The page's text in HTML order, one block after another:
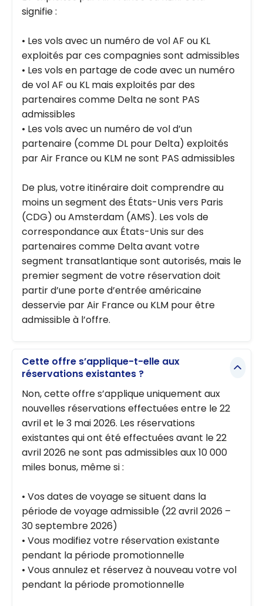
signifie :
• Les vols avec un numéro de vol AF ou KL
exploités par ces compagnies sont admissibles
• Les vols en partage de code avec un numéro
de vol AF ou KL mais exploités par des
partenaires comme Delta ne sont PAS
admissibles
• Les vols avec un numéro de vol d’un
partenaire (comme DL pour Delta) exploités
par Air France ou KLM ne sont PAS admissibles
De plus, votre itinéraire doit comprendre au
moins un segment des États-Unis vers Paris
(CDG) ou Amsterdam (AMS). Les vols de
correspondance aux États-Unis sur des
partenaires comme Delta avant votre
segment transatlantique sont autorisés, mais le
premier segment de votre réservation doit
partir d’une porte d’entrée américaine
desservie par Air France ou KLM pour être
admissible à l’offre.
Cette offre s’applique-t-elle aux
réservations existantes ?
Non, cette offre s’applique uniquement aux
nouvelles réservations effectuées entre le 22
avril et le 3 mai 2026. Les réservations
existantes qui ont été effectuées avant le 22
avril 2026 ne sont pas admissibles aux 10 000
miles bonus, même si :
• Vos dates de voyage se situent dans la
période de voyage admissible (22 avril 2026 –
30 septembre 2026)
• Vous modifiez votre réservation existante
pendant la période promotionnelle
• Vous annulez et réservez à nouveau votre vol
pendant la période promotionnelle